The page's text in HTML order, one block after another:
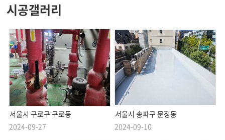
시공갤러리
서울시 구로구 구로동
2024-09-27
서울시 송파구 문정동
2024-09-10